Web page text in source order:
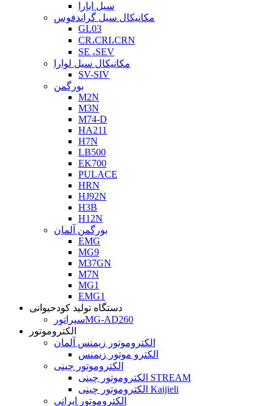
سیل ابارا
مکانیکال سیل گراندفوس
GL03
CR،CRI،CRN
SE ،SEV
مکانیکال سیل لوارا
SV-SIV
بورگمن
M2N
M3N
M74-D
HA211
H7N
LB500
EK700
PULACE
HRN
HJ92N
H3B
H12N
بورگمن آلمان
EMG
MG9
M37GN
M7N
MG1
EMG1
دستگاه تولید کودحیوانی
سپراتورMG-AD260
الکتروموتور
الکتروموتور زیمنس آلمان
الکترو موتور زیمنس
الکتروموتور چینی
الکتروموتور چینی STREAM
الکتروموتور چینی Kaijieli
الکتروموتور ایرانی